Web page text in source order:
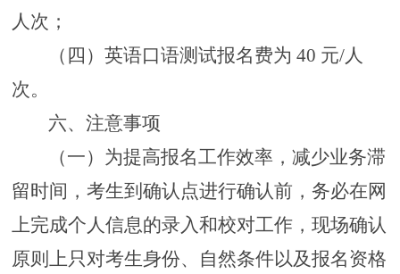
人次；
（四） 英语口语测试报名费为 40 元/人
次。
六、注意事项
（一） 为提高报名工作效率，减少业务滞
留时间，考生到确认点进行确认前 ，务必在网
上完成个人信息的录入和校对工作，现场确认
原则上只对考生身份、自然条件以及报名资格